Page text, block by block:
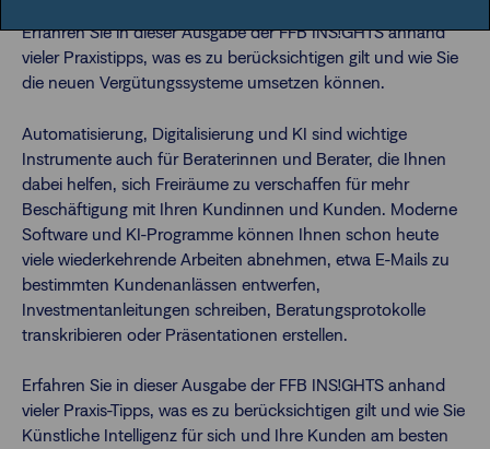
Erfahren Sie in dieser Ausgabe der FFB INS!GHTS anhand
vieler Praxistipps, was es zu berücksichtigen gilt und wie Sie
die neuen Vergütungssysteme umsetzen können.
Automatisierung, Digitalisierung und KI sind wichtige
Instrumente auch für Beraterinnen und Berater, die Ihnen
dabei helfen, sich Freiräume zu verschaffen für mehr
Beschäftigung mit Ihren Kundinnen und Kunden. Moderne
Software und KI-Programme können Ihnen schon heute
viele wiederkehrende Arbeiten abnehmen, etwa E-Mails zu
bestimmten Kundenanlässen entwerfen,
Investmentanleitungen schreiben, Beratungsprotokolle
transkribieren oder Präsentationen erstellen.
Erfahren Sie in dieser Ausgabe der FFB INS!GHTS anhand
vieler Praxis-Tipps, was es zu berücksichtigen gilt und wie Sie
Künstliche Intelligenz für sich und Ihre Kunden am besten